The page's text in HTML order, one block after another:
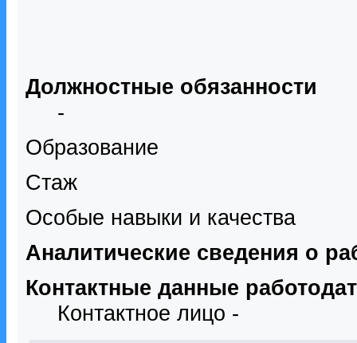
Должностные обязанности
-
Образование
Стаж
Особые навыки и качества
Аналитические сведения о
Контактные данные
Контактное лицо -